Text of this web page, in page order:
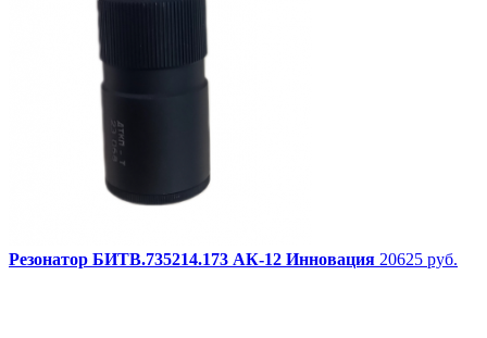
Резонатор БИТВ.735214.173 АК-12 Инновация 20625 руб.